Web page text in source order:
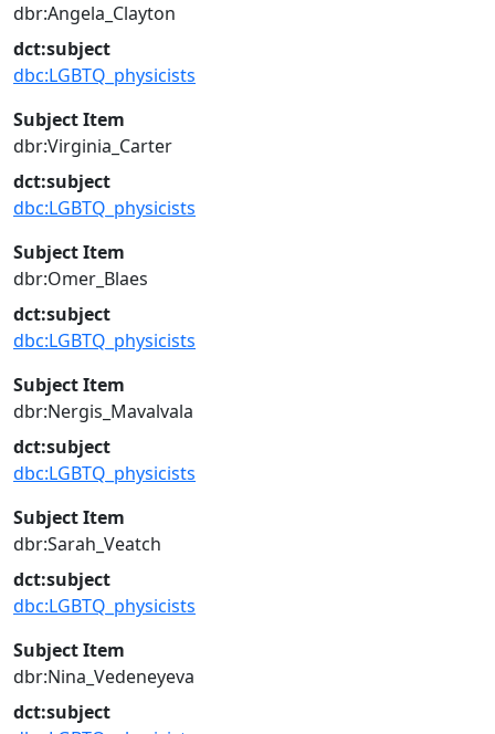
dbr:Angela_Clayton
dct:subject
dbc:LGBTQ_physicists
Subject Item
dbr:Virginia_Carter
dct:subject
dbc:LGBTQ_physicists
Subject Item
dbr:Omer_Blaes
dct:subject
dbc:LGBTQ_physicists
Subject Item
dbr:Nergis_Mavalvala
dct:subject
dbc:LGBTQ_physicists
Subject Item
dbr:Sarah_Veatch
dct:subject
dbc:LGBTQ_physicists
Subject Item
dbr:Nina_Vedeneyeva
dct:subject